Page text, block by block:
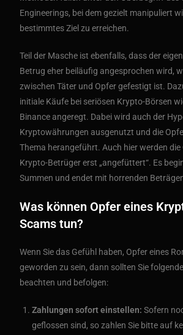
Engineerings, bei dem gezielt manipuliert
bestimmtes Ziel zu erreichen.
Teil der Masche ist ebenfalls, dass der
Betrug eher beiläufig angesprochen wird,
zwischen Täter und Opfer gefestigt ist.
initiale Käufe bei seriösen Krypto-Börsen
Binance angeregt. Dabei wird auch der
Kryptowährungen ausgenutzt und die
Thema herangeführt. Auch hier werden die
Krypto-Betrüger erst „angefüttert“. Es
Summen und endet mit horrenden
Was können Opfer eines
Scams tun?
Wenn Sie das Gefühl haben, Opfer eines
geworden zu sein, dann sollten Sie
beachten und befolgen:
Zahlungen sofort einstellen:Sofern
geflossen sind, so zahlen Sie bitte auf